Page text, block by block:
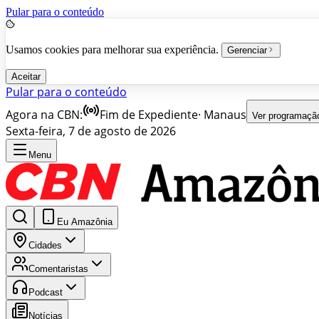
Pular para o conteúdo
Usamos cookies para melhorar sua experiência. Gerenciar
Aceitar
Pular para o conteúdo
Agora na CBN:
Fim de Expediente· Manaus Ver
Sexta-feira, 7 de agosto de 2026
Menu
Eu Amazônia
Cidades
Comentaristas
Podcast
Notícias